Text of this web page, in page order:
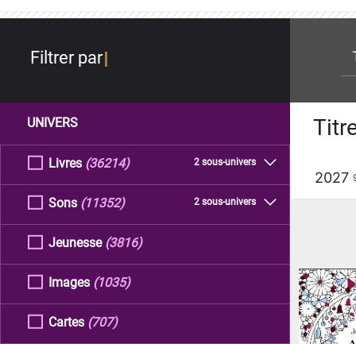
Filtrer par
UNIVERS
Livres 2 sous-univers
(36214)
Sons 2 sous-univers
(11352)
Jeunesse (3816)
Images (1035)
Cartes (707)
2027